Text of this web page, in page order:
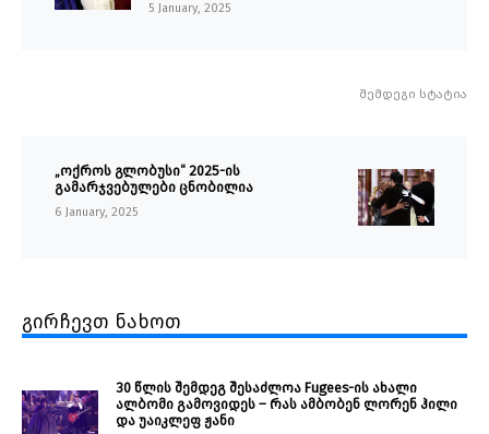
5 January, 2025
შემდეგი სტატია
„ოქროს გლობუსი“ 2025-ის
გამარჯვებულები ცნობილია
6 January, 2025
გირჩევთ ნახოთ
30 წლის შემდეგ შესაძლოა Fugees-ის ახალი
ალბომი გამოვიდეს – რას ამბობენ ლორენ ჰილი
და უაიკლეფ ჟანი